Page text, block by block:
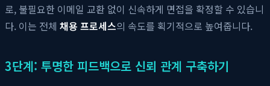
로, 불필요한 이메일 교환 없이 신속하게 면접을 확정할 수 있습니
다. 이는 전체 채용 프로세스의 속도를 획기적으로 높여줍니다.
3단계: 투명한 피드백으로 신뢰 관계 구축하기